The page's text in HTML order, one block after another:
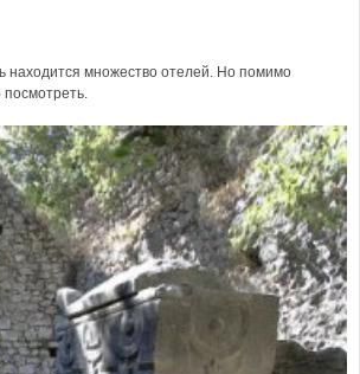
находится множество отелей. Но помимо
посмотреть.